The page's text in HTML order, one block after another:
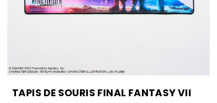
TAPIS DE SOURIS FINAL FANTASY VII